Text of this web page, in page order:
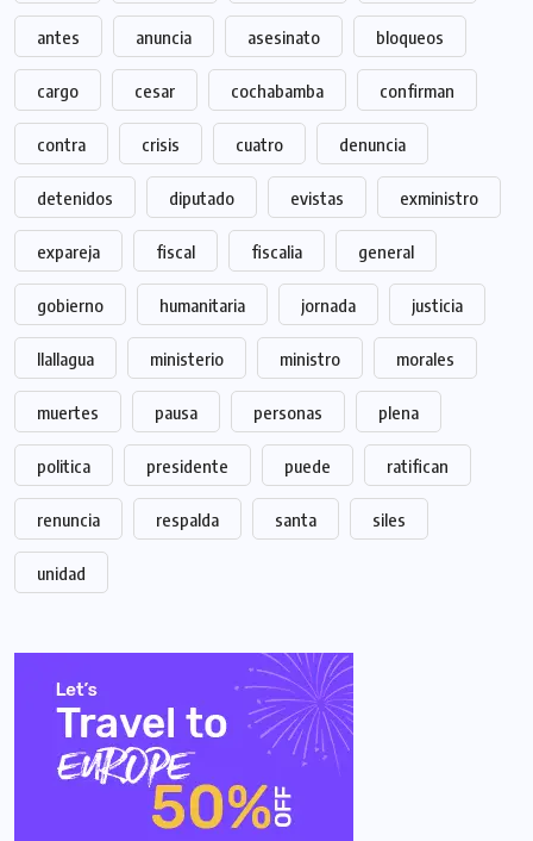
antes anuncia asesinato bloqueos
cargo cesar cochabamba confirman
contra crisis cuatro denuncia
detenidos diputado evistas exministro
expareja fiscal fiscalia general
gobierno humanitaria jornada justicia
llallagua ministerio ministro morales
muertes pausa personas plena
politica presidente puede ratifican
renuncia respalda santa siles
unidad